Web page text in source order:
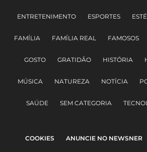
ENTRETENIMENTO ESPORTES
FAMÍLIA FAMÍLIA REAL FAMOSOS
GOSTO GRATIDÃO HISTÓRIA
MÚSICA NATUREZA NOTÍCIA
SAÚDE SEM CATEGORIA
COOKIES ANUNCIE NO NEWSNER